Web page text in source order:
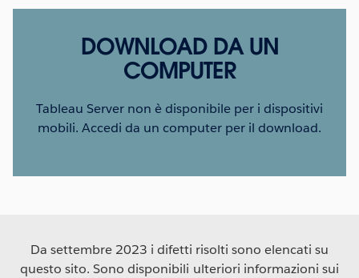
DOWNLOAD DA UN
COMPUTER
Tableau Server non è disponibile per i dispositivi
mobili. Accedi da un computer per il download.
Da settembre 2023 i difetti risolti sono elencati su
questo sito. Sono disponibili ulteriori informazioni sui